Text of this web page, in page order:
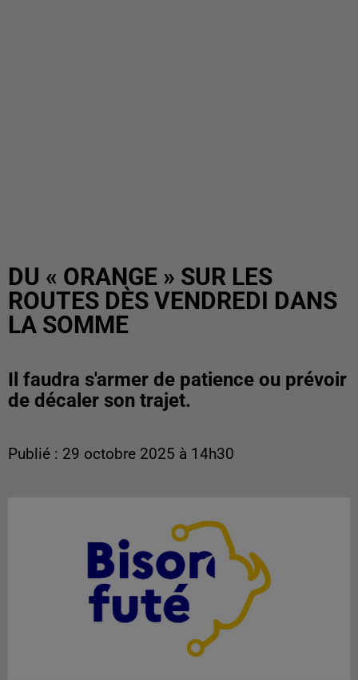
DU « ORANGE » SUR LES
ROUTES DÈS VENDREDI DANS
LA SOMME
Il faudra s'armer de patience ou prévoir
de décaler son trajet.
Publié : 29 octobre 2025 à 14h30